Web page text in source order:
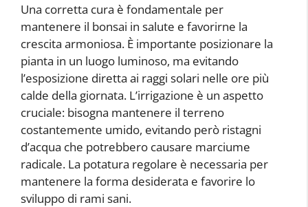
Una corretta cura è fondamentale per
mantenere il bonsai in salute e favorirne la
crescita armoniosa. È importante posizionare la
pianta in un luogo luminoso, ma evitando
l’esposizione diretta ai raggi solari nelle ore più
calde della giornata. L’irrigazione è un aspetto
cruciale: bisogna mantenere il terreno
costantemente umido, evitando però ristagni
d’acqua che potrebbero causare marciume
radicale. La potatura regolare è necessaria per
mantenere la forma desiderata e favorire lo
sviluppo di rami sani.